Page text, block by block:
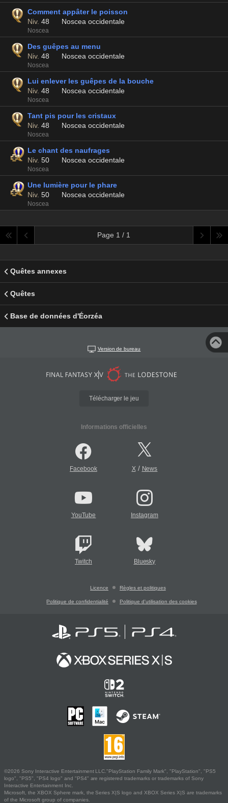
Comment appâter le poisson
Niv. 48 Noscea occidentale
Noscea
Des guêpes au menu
Niv. 48 Noscea occidentale
Noscea
Lui enlever les guêpes de la bouche
Niv. 48 Noscea occidentale
Noscea
Tant pis pour les cristaux
Niv. 48 Noscea occidentale
Noscea
Le chant des naufrages
Niv. 50 Noscea occidentale
Noscea
Une lumière pour le phare
Niv. 50 Noscea occidentale
Noscea
Page 1 / 1
Quêtes annexes
Quêtes
Base de données d'Éorzéa
Version de bureau
Télécharger le jeu
Informations officielles
Facebook X/ News
YouTube Instagram
Twitch Bluesky
Licence Règles et politiques
Politique de confidentialité Politique d'utilisation des cookies
©2026 Sony Interactive Entertainment LLC."PlayStation Family Mark", "PlayStation", "PS5
logo", "PS5", "PS4 logo" and "PS4" are registered trademarks or trademarks of Sony
Interactive Entertainment Inc.
Microsoft, the XBOX Sphere mark, the Series X|S logo and XBOX Series X|S are trademarks
of the Microsoft group of companies.